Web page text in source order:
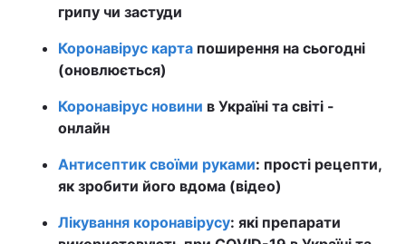
грипу чи застуди
Коронавірус карта поширення на сьогодні
(оновлюється)
Коронавірус новини в Україні та світі -
онлайн
Антисептик своїми руками: прості рецепти,
як зробити його вдома (відео)
Лікування коронавірусу: які препарати